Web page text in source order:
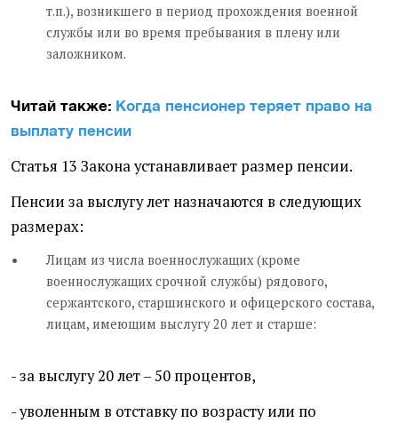
т.п.), возникшего в период прохождения военной
службы или во время пребывания в плену или
заложником.
Читай также: Когда пенсионер теряет право на
выплату пенсии
Статья 13 Закона устанавливает размер пенсии.
Пенсии за выслугу лет назначаются в следующих
размерах:
Лицам из числа военнослужащих (кроме
военнослужащих срочной службы) рядового,
сержантского, старшинского и офицерского состава,
лицам, имеющим выслугу 20 лет и старше:
- за выслугу 20 лет – 50 процентов,
- уволенным в отставку по возрасту или по